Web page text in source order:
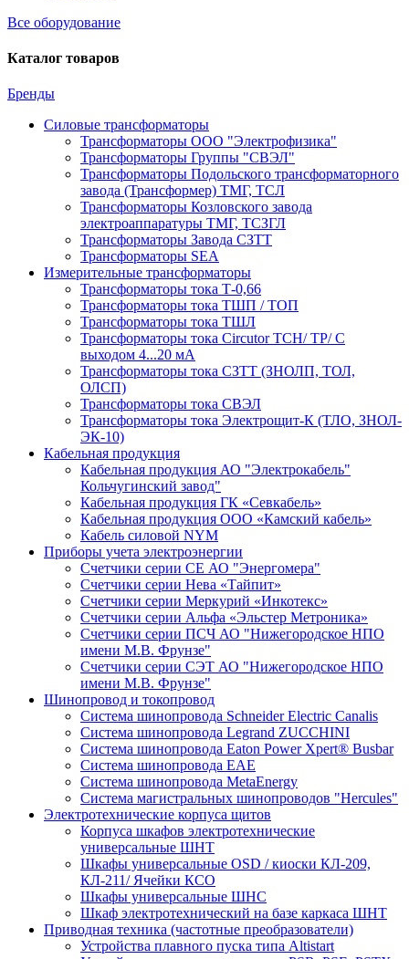
Все оборудование
Каталог товаров
Бренды
Силовые трансформаторы
Трансформаторы ООО "Электрофизика"
Трансформаторы Группы "СВЭЛ"
Трансформаторы Подольского трансформаторного
завода (Трансформер) ТМГ, ТСЛ
Трансформаторы Козловского завода
электроаппаратуры ТМГ, ТСЗГЛ
Трансформаторы Завода СЗТТ
Трансформаторы SEA
Измерительные трансформаторы
Трансформаторы тока Т-0,66
Трансформаторы тока ТШП / ТОП
Трансформаторы тока ТШЛ
Трансформаторы тока Circutor TCH/ TP/ С
выходом 4...20 мА
Трансформаторы тока СЗТТ (ЗНОЛП, ТОЛ,
ОЛСП)
Трансформаторы тока СВЭЛ
Трансформаторы тока Электрощит-К (ТЛО, ЗНОЛ-
ЭК-10)
Кабельная продукция
Кабельная продукция АО "Электрокабель"
Кольчугинский завод"
Кабельная продукция ГК «Севкабель»
Кабельная продукция ООО «Камский кабель»
Кабель силовой NYM
Приборы учета электроэнергии
Счетчики серии СЕ АО "Энергомера"
Счетчики серии Нева «Тайпит»
Счетчики серии Меркурий «Инкотекс»
Счетчики серии Альфа «Эльстер Метроника»
Счетчики серии ПСЧ АО "Нижегородское НПО
имени М.В. Фрунзе"
Счетчики серии СЭТ АО "Нижегородское НПО
имени М.В. Фрунзе"
Шинопровод и токопровод
Система шинопровода Schneider Electric Canalis
Система шинопровода Legrand ZUCCHINI
Система шинопровода Eaton Power Xpert® Busbar
Система шинопровода EAE
Система шинопровода MetaEnergy
Система магистральных шинопроводов "Hercules"
Электротехнические корпуса щитов
Корпуса шкафов электротехнические
универсальные ШНТ
Шкафы универсальные OSD / киоски КЛ-209,
КЛ-211/ Ячейки КСО
Шкафы универсальные ШНС
Шкаф электротехнический на базе каркаса ШНТ
Приводная техника (частотные преобразователи)
Устройства плавного пуска типа Altistart